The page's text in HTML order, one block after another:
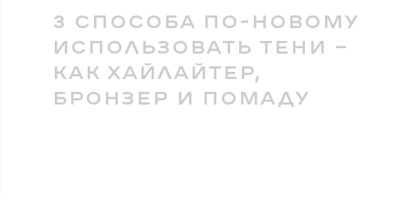
3 СПОСОБА ПО-НОВОМУ
ИСПОЛЬЗОВАТЬ ТЕНИ —
КАК ХАЙЛАЙТЕР,
БРОНЗЕР И ПОМАДУ